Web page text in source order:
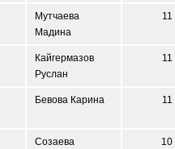
Мутчаева
Мадина
11
Кайгермазов
Руслан
11
Бевова Карина 11
Созаева
10